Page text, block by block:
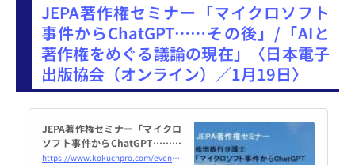
JEPA著作権セミナー「マイクロソフト
事件からChatGPT……その後」/「AIと
著作権をめぐる議論の現在」〈日本電子
出版協会（オンライン）／1月19日〉
JEPA著作権セミナー「マイクロ
ソフト事件からChatGPT……そ
の後」/「AIと著作権をめぐる議
https://www.kokuchpro.com/event/JEPA20240119/